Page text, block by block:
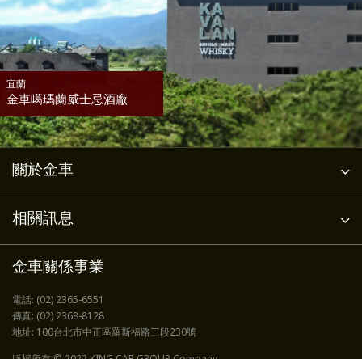
宜蘭
金車噶瑪蘭威士忌酒廠
金車關係事業
電話:(02) 2365-6551
傳真:(02) 2368-8128
地址:100台北市中正區羅斯福路三段230號
關於金車
相關訊息